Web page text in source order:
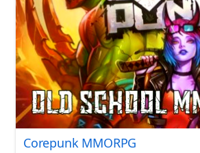
Corepunk MMORPG